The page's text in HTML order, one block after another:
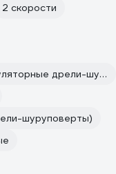
2 скорости
С быстрозажимным патроном (аккумуляторные дрели-шуруповерты)
шуруповерты)